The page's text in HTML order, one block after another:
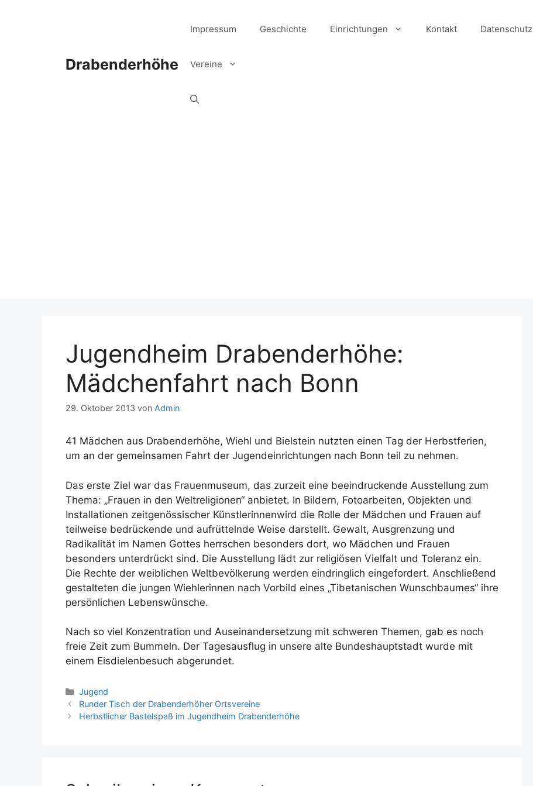
Drabenderhöhe
Impressum Geschichte Einrichtungen Kontakt Datenschutz
Vereine
Jugendheim Drabenderhöhe:
Mädchenfahrt nach Bonn
29. Oktober 2013 von Admin
41 Mädchen aus Drabenderhöhe, Wiehl und Bielstein nutzten einen Tag der Herbstferien,
um an der gemeinsamen Fahrt der Jugendeinrichtungen nach Bonn teil zu nehmen.
Das erste Ziel war das Frauenmuseum, das zurzeit eine beeindruckende Ausstellung zum
Thema: „Frauen in den Weltreligionen“ anbietet. In Bildern, Fotoarbeiten, Objekten und
Installationen zeitgenössischer Künstlerinnenwird die Rolle der Mädchen und Frauen auf
teilweise bedrückende und aufrüttelnde Weise darstellt. Gewalt, Ausgrenzung und
Radikalität im Namen Gottes herrschen besonders dort, wo Mädchen und Frauen
besonders unterdrückt sind. Die Ausstellung lädt zur religiösen Vielfalt und Toleranz ein.
Die Rechte der weiblichen Weltbevölkerung werden eindringlich eingefordert. Anschließend
gestalteten die jungen Wiehlerinnen nach Vorbild eines „Tibetanischen Wunschbaumes“ ihre
persönlichen Lebenswünsche.
Nach so viel Konzentration und Auseinandersetzung mit schweren Themen, gab es noch
freie Zeit zum Bummeln. Der Tagesausflug in unsere alte Bundeshauptstadt wurde mit
einem Eisdielenbesuch abgerundet.
Kategorien
Jugend
Runder Tisch der Drabenderhöher Ortsvereine
Herbstlicher Bastelspaß im Jugendheim Drabenderhöhe